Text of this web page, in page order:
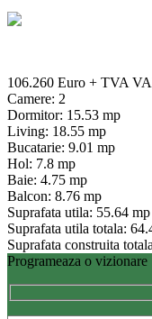
106.260 Euro + TVA
Camere: 2
Dormitor: 15.53 mp
Living: 18.55 mp
Bucatarie: 9.01 mp
Hol: 7.8 mp
Baie: 4.75 mp
Balcon: 8.76 mp
Suprafata utila: 55.64 mp
Suprafata utila totala:
Suprafata construita
Programeaza o vizionare